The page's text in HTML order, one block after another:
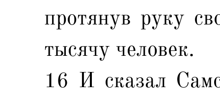
протянув руку
тысячу человек.
16 И сказал